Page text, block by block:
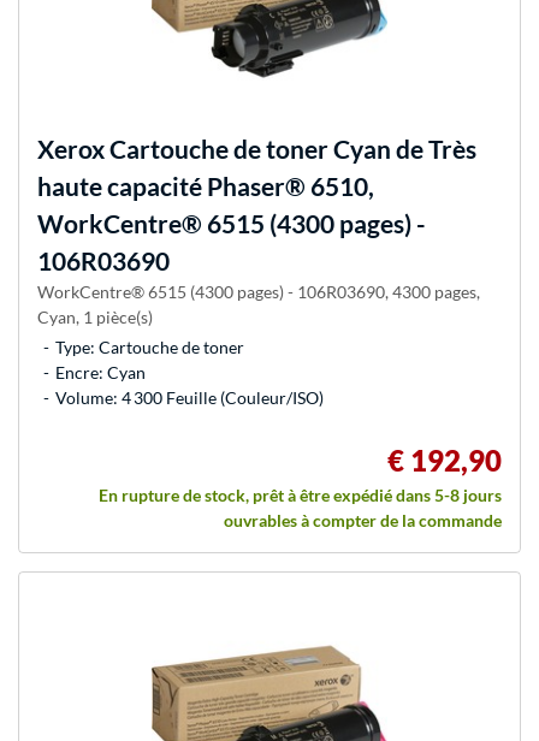
XeroxCartouche de toner Cyan de Très
haute capacité Phaser® 6510,
WorkCentre® 6515 (4300 pages) -
106R03690
WorkCentre® 6515 (4300 pages) - 106R03690, 4300 pages,
Cyan, 1 pièce(s)
Type: Cartouche de toner
Encre: Cyan
Volume: 4 300 Feuille (Couleur/ISO)
€ 192,90
En rupture de stock, prêt à être expédié dans 5-8 jours
ouvrables à compter de la commande